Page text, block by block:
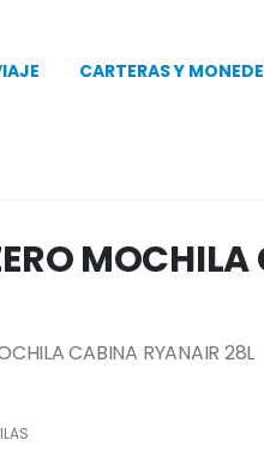
CARTERAS Y
MOCHILA
CABINA RYANAIR 28L